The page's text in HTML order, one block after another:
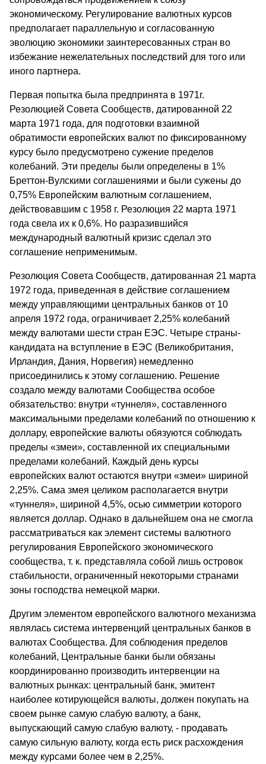
экономическому. Регулирование валютных курсов
предполагает параллельную и согласованную
эволюцию экономики заинтересованных стран во
избежание нежелательных последствий для того или
иного партнера.
Первая попытка была предпринята в 1971г.
Резолюцией Совета Сообществ, датированной 22
марта 1971 года, для подготовки взаимной
обратимости европейских валют по фиксированному
курсу было предусмотрено сужение пределов
колебаний. Эти пределы были определены в 1%
Бреттон-Вулскими соглашениями и были сужены до
0,75% Европейским валютным соглашением,
действовавшим с 1958 г. Резолюция 22 марта 1971
года свела их к 0,6%. Но разразившийся
международный валютный кризис сделал это
соглашение неприменимым.
Резолюция Совета Сообществ, датированная 21 марта
1972 года, приведенная в действие соглашением
между управляющими центральных банков от 10
апреля 1972 года, ограничивает 2,25% колебаний
между валютами шести стран ЕЭС. Четыре страны-
кандидата на вступление в ЕЭС (Великобритания,
Ирландия, Дания, Норвегия) немедленно
присоединились к этому соглашению. Решение
создало между валютами Сообщества особое
обязательство: внутри «туннеля», составленного
максимальными пределами колебаний по отношению к
доллару, европейские валюты обязуются соблюдать
пределы «змеи», составленной их специальными
пределами колебаний. Каждый день курсы
европейских валют остаются внутри «змеи» шириной
2,25%. Сама змея целиком располагается внутри
«туннеля», шириной 4,5%, осью симметрии которого
является доллар. Однако в дальнейшем она не смогла
рассматриваться как элемент системы валютного
регулирования Европейского экономического
сообщества, т. к. представляла собой лишь островок
стабильности, ограниченный некоторыми странами
зоны господства немецкой марки.
Другим элементом европейского валютного механизма
являлась система интервенций центральных банков в
валютах Сообщества. Для соблюдения пределов
колебаний, Центральные банки были обязаны
координированно производить интервенции на
валютных рынках: центральный банк, эмитент
наиболее котирующейся валюты, должен покупать на
своем рынке самую слабую валюту, а банк,
выпускающий самую слабую валюту, - продавать
самую сильную валюту, когда есть риск расхождения
между курсами более чем в 2,25%.